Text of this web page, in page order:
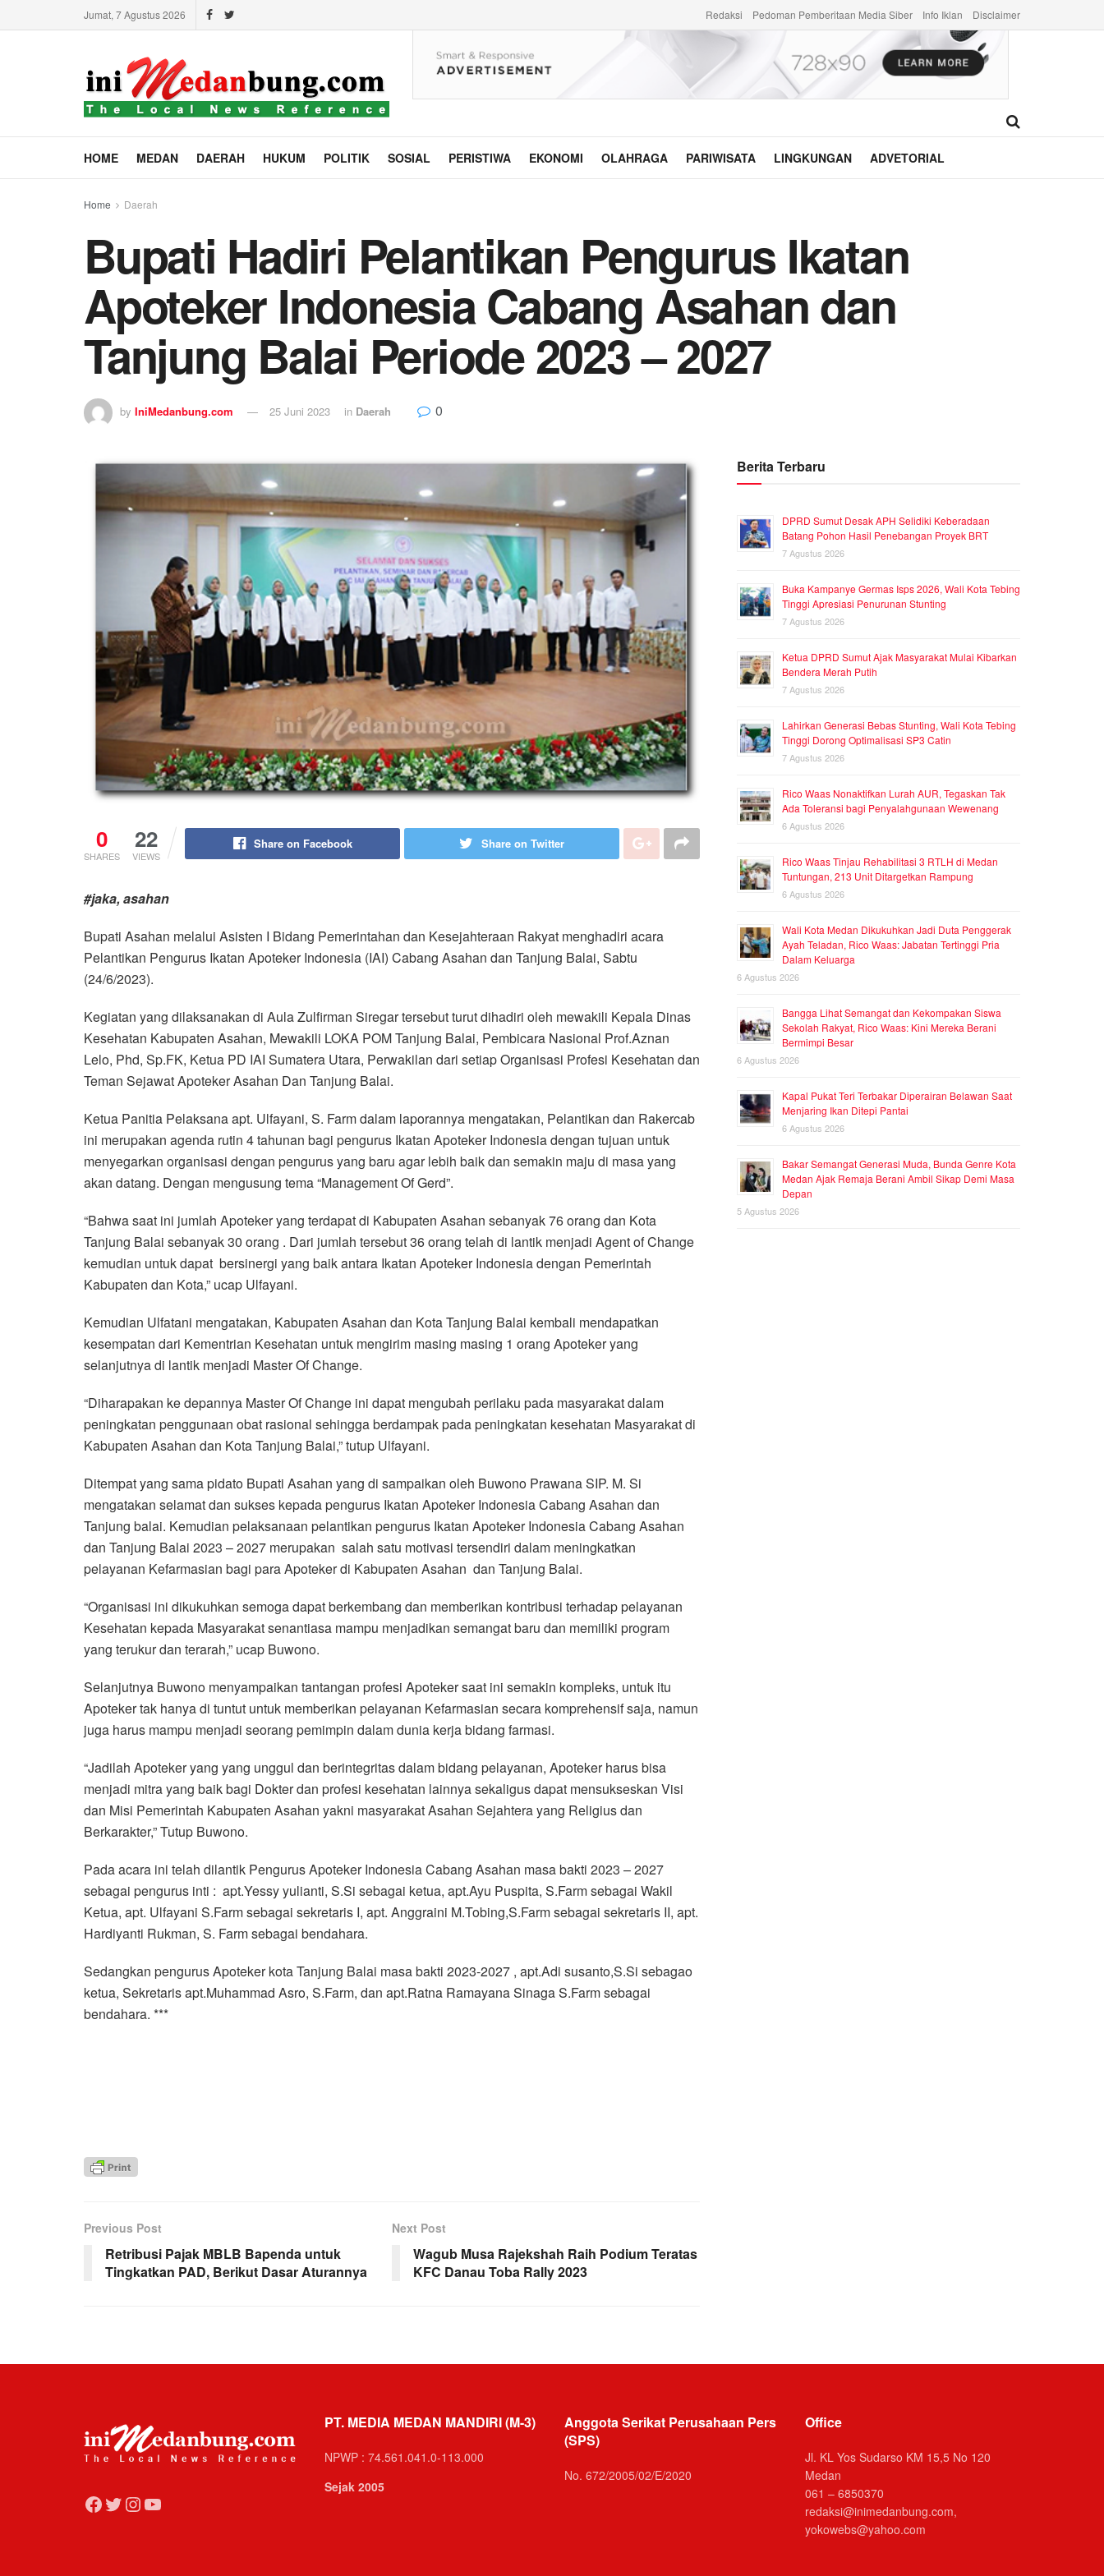
Jumat, 7 Agustus 2026 Redaksi Pedoman Pemberitaan Media Siber Info Iklan Disclaimer
HOME MEDAN DAERAH HUKUM POLITIK SOSIAL PERISTIWA EKONOMI OLAHRAGA PARIWISATA LINGKUNGAN ADVETORIAL
Home Daerah
Bupati Hadiri Pelantikan Pengurus Ikatan
Apoteker Indonesia Cabang Asahan dan
Tanjung Balai Periode 2023 – 2027
by IniMedanbung.com 25 Juni 2023 in Daerah 0
0
SHARES
22
VIEWS
Share on Facebook Share on Twitter
#jaka, asahan
Bupati Asahan melalui Asisten I Bidang Pemerintahan dan Kesejahteraan Rakyat menghadiri acara
Pelantikan Pengurus Ikatan Apoteker Indonesia (IAI) Cabang Asahan dan Tanjung Balai, Sabtu
(24/6/2023).
Kegiatan yang dilaksanakan di Aula Zulfirman Siregar tersebut turut dihadiri oleh mewakili Kepala Dinas
Kesehatan Kabupaten Asahan, Mewakili LOKA POM Tanjung Balai, Pembicara Nasional Prof.Aznan
Lelo, Phd, Sp.FK, Ketua PD IAI Sumatera Utara, Perwakilan dari setiap Organisasi Profesi Kesehatan dan
Teman Sejawat Apoteker Asahan Dan Tanjung Balai.
Ketua Panitia Pelaksana apt. Ulfayani, S. Farm dalam laporannya mengatakan, Pelantikan dan Rakercab
ini merupakan agenda rutin 4 tahunan bagi pengurus Ikatan Apoteker Indonesia dengan tujuan untuk
menyegarkan organisasi dengan pengurus yang baru agar lebih baik dan semakin maju di masa yang
akan datang. Dengan mengusung tema “Management Of Gerd”.
“Bahwa saat ini jumlah Apoteker yang terdapat di Kabupaten Asahan sebanyak 76 orang dan Kota
Tanjung Balai sebanyak 30 orang . Dari jumlah tersebut 36 orang telah di lantik menjadi Agent of Change
kemudian untuk dapat bersinergi yang baik antara Ikatan Apoteker Indonesia dengan Pemerintah
Kabupaten dan Kota,” ucap Ulfayani.
Kemudian Ulfatani mengatakan, Kabupaten Asahan dan Kota Tanjung Balai kembali mendapatkan
kesempatan dari Kementrian Kesehatan untuk mengirim masing masing 1 orang Apoteker yang
selanjutnya di lantik menjadi Master Of Change.
“Diharapakan ke depannya Master Of Change ini dapat mengubah perilaku pada masyarakat dalam
peningkatan penggunaan obat rasional sehingga berdampak pada peningkatan kesehatan Masyarakat di
Kabupaten Asahan dan Kota Tanjung Balai,” tutup Ulfayani.
Ditempat yang sama pidato Bupati Asahan yang di sampaikan oleh Buwono Prawana SIP. M. Si
mengatakan selamat dan sukses kepada pengurus Ikatan Apoteker Indonesia Cabang Asahan dan
Tanjung balai. Kemudian pelaksanaan pelantikan pengurus Ikatan Apoteker Indonesia Cabang Asahan
dan Tanjung Balai 2023 – 2027 merupakan salah satu motivasi tersendiri dalam meningkatkan
pelayanan Kefarmasian bagi para Apoteker di Kabupaten Asahan dan Tanjung Balai.
“Organisasi ini dikukuhkan semoga dapat berkembang dan memberikan kontribusi terhadap pelayanan
Kesehatan kepada Masyarakat senantiasa mampu menjadikan semangat baru dan memiliki program
yang terukur dan terarah,” ucap Buwono.
Selanjutnya Buwono menyampaikan tantangan profesi Apoteker saat ini semakin kompleks, untuk itu
Apoteker tak hanya di tuntut untuk memberikan pelayanan Kefarmasian secara komprehensif saja, namun
juga harus mampu menjadi seorang pemimpin dalam dunia kerja bidang farmasi.
“Jadilah Apoteker yang yang unggul dan berintegritas dalam bidang pelayanan, Apoteker harus bisa
menjadi mitra yang baik bagi Dokter dan profesi kesehatan lainnya sekaligus dapat mensukseskan Visi
dan Misi Pemerintah Kabupaten Asahan yakni masyarakat Asahan Sejahtera yang Religius dan
Berkarakter,” Tutup Buwono.
Pada acara ini telah dilantik Pengurus Apoteker Indonesia Cabang Asahan masa bakti 2023 – 2027
sebagai pengurus inti : apt.Yessy yulianti, S.Si sebagai ketua, apt.Ayu Puspita, S.Farm sebagai Wakil
Ketua, apt. Ulfayani S.Farm sebagai sekretaris I, apt. Anggraini M.Tobing,S.Farm sebagai sekretaris II, apt.
Hardiyanti Rukman, S. Farm sebagai bendahara.
Sedangkan pengurus Apoteker kota Tanjung Balai masa bakti 2023-2027 , apt.Adi susanto,S.Si sebagao
ketua, Sekretaris apt.Muhammad Asro, S.Farm, dan apt.Ratna Ramayana Sinaga S.Farm sebagai
bendahara. ***
Previous Post
Retribusi Pajak MBLB Bapenda untuk
Tingkatkan PAD, Berikut Dasar Aturannya
Next Post
Wagub Musa Rajekshah Raih Podium Teratas
KFC Danau Toba Rally 2023
Berita Terbaru
DPRD Sumut Desak APH Selidiki Keberadaan
Batang Pohon Hasil Penebangan Proyek BRT
7 Agustus 2026
Buka Kampanye Germas Isps 2026, Wali Kota Tebing
Tinggi Apresiasi Penurunan Stunting
7 Agustus 2026
Ketua DPRD Sumut Ajak Masyarakat Mulai Kibarkan
Bendera Merah Putih
7 Agustus 2026
Lahirkan Generasi Bebas Stunting, Wali Kota Tebing
Tinggi Dorong Optimalisasi SP3 Catin
7 Agustus 2026
Rico Waas Nonaktifkan Lurah AUR, Tegaskan Tak
Ada Toleransi bagi Penyalahgunaan Wewenang
6 Agustus 2026
Rico Waas Tinjau Rehabilitasi 3 RTLH di Medan
Tuntungan, 213 Unit Ditargetkan Rampung
6 Agustus 2026
Wali Kota Medan Dikukuhkan Jadi Duta Penggerak
Ayah Teladan, Rico Waas: Jabatan Tertinggi Pria
Dalam Keluarga
6 Agustus 2026
Bangga Lihat Semangat dan Kekompakan Siswa
Sekolah Rakyat, Rico Waas: Kini Mereka Berani
Bermimpi Besar
6 Agustus 2026
Kapal Pukat Teri Terbakar Diperairan Belawan Saat
Menjaring Ikan Ditepi Pantai
6 Agustus 2026
Bakar Semangat Generasi Muda, Bunda Genre Kota
Medan Ajak Remaja Berani Ambil Sikap Demi Masa
Depan
5 Agustus 2026
Facebook
Twitter
Instagram
YouTube
PT. MEDIA MEDAN MANDIRI (M-3)
NPWP : 74.561.041.0-113.000
Sejak 2005
Anggota Serikat Perusahaan Pers
(SPS)
No. 672/2005/02/E/2020
Office
Jl. KL Yos Sudarso KM 15,5 No 120
Medan
061 – 6850370
redaksi@inimedanbung.com,
yokowebs@yahoo.com